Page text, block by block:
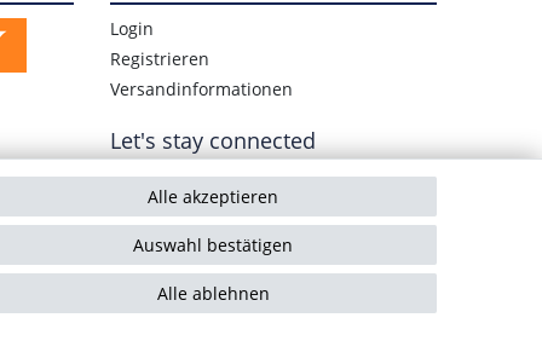
Login
Registrieren
Versandinformationen
Let's stay connected
Alle akzeptieren
Auswahl bestätigen
Alle ablehnen